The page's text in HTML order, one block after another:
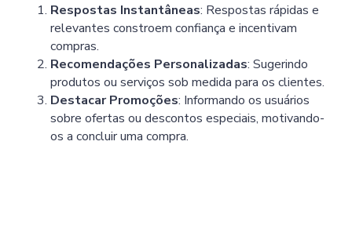
Respostas Instantâneas: Respostas rápidas e
relevantes constroem confiança e incentivam
compras.
Recomendações Personalizadas: Sugerindo
produtos ou serviços sob medida para os clientes.
Destacar Promoções: Informando os usuários
sobre ofertas ou descontos especiais, motivando-
os a concluir uma compra.